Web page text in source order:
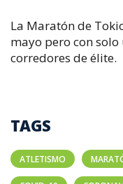
La Maratón de
mayo pero con
corredores de élite.
TAGS
ATLETISMO